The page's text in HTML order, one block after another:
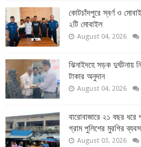
কোটচাঁদপুরে স্বর্ণ ও
২টি মোবাইল
August 04, 2026
ঝিনাইদহে সড়ক দুর্ঘটনায়
টাকার অনুদান
August 04, 2026
বারোবাজারে ২১ বছর
গ্রাম পুলিশের মুরগির
August 03, 2026